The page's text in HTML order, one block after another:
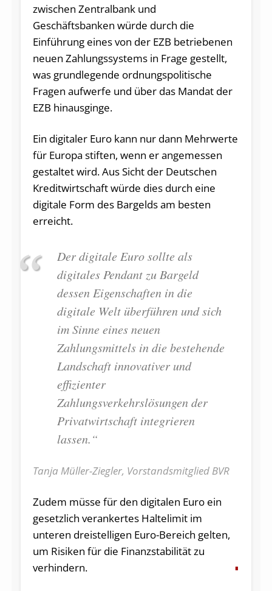
zwischen Zentralbank und
Geschäftsbanken würde durch die
Einführung eines von der EZB betriebenen
neuen Zahlungssystems in Frage gestellt,
was grundlegende ordnungspolitische
Fragen aufwerfe und über das Mandat der
EZB hinausginge.
Ein digitaler Euro kann nur dann Mehrwerte
für Europa stiften, wenn er angemessen
gestaltet wird. Aus Sicht der Deutschen
Kreditwirtschaft würde dies durch eine
digitale Form des Bargelds am besten
erreicht.
Der digitale Euro sollte als
digitales Pendant zu Bargeld
dessen Eigenschaften in die
digitale Welt überführen und sich
im Sinne eines neuen
Zahlungsmittels in die bestehende
Landschaft innovativer und
effizienter
Zahlungsverkehrslösungen der
Privatwirtschaft integrieren
lassen.“
Tanja Müller-Ziegler, Vorstandsmitglied BVR
Zudem müsse für den digitalen Euro ein
gesetzlich verankertes Haltelimit im
unteren dreistelligen Euro-Bereich gelten,
um Risiken für die Finanzstabilität zu
verhindern.